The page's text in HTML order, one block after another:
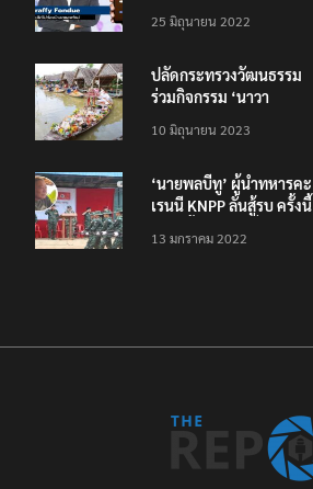
ทั่วไทย ไม่ใช่แค่ในกรุง
25 มิถุนายน 2022
ปลัดกระทรวงวัฒนธรรม
ร่วมกิจกรรม ‘นาวา
ตักบาตรทางน้ำ
10 มิถุนายน 2023
‘นายพลบีทู’ ผู้นำทหารคะ
เรนนี KNPP ลั่นสู้รบ ครั้งนี้
ประชาชนต้องชนะ
13 มกราคม 2022